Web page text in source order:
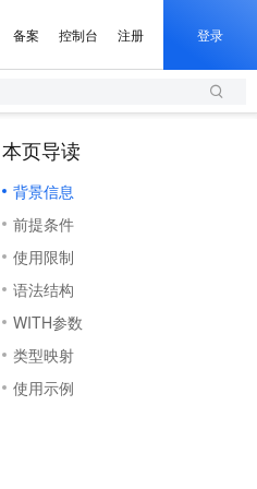
备案 控制台 注册 登录
本页导读
背景信息
前提条件
使用限制
语法结构
WITH参数
类型映射
使用示例
语音识别与合成
TTS-Flash
用服务器
书管理服务（原SSL证书）
站HTTPS，呈现可信的WEB访问
务
开发治理平台 DataWorks
Agents：拥有专属领域专家
打造一站式影视创作平台
坊：一站式动画创作平台
连贯的高质量长漫剧
搭建微信、支付宝小程序
署网站，快速应用到小程序
力先锋
践拓展 AI 生产力的边界
布时刻
即是所愿
营
到进阶，Agent 创客手把手教你
速
阿里云 OPC 创新助力计划
Token 补贴，五大权
益加速 OPC 成功
务
册
移
务
伴合作计划
服务伙伴赋能合作
用分合作计划
持
伴培训与认证
作伙伴
作伙伴管理后台
社区
馈
议
们
聘